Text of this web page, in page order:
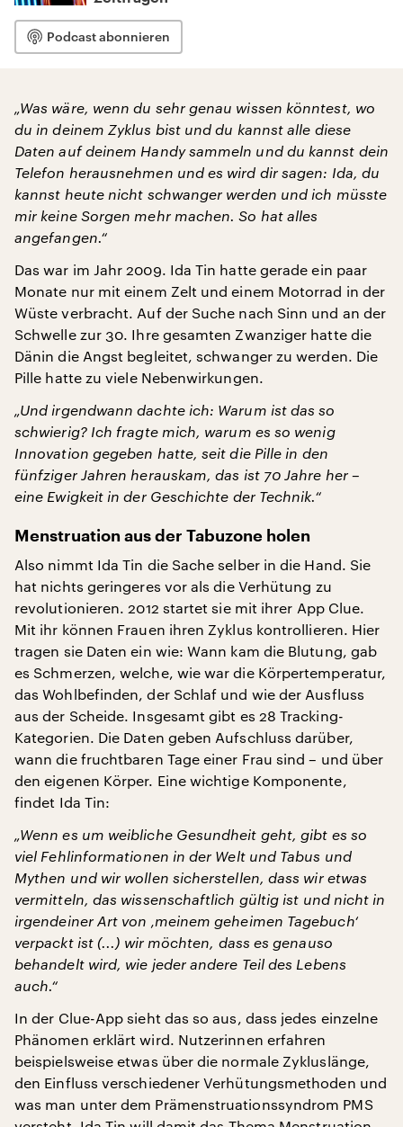
Podcast abonnieren
„Was wäre, wenn du sehr genau wissen könntest, wo
du in deinem Zyklus bist und du kannst alle diese
Daten auf deinem Handy sammeln und du kannst dein
Telefon herausnehmen und es wird dir sagen: Ida, du
kannst heute nicht schwanger werden und ich müsste
mir keine Sorgen mehr machen. So hat alles
angefangen.“
Das war im Jahr 2009. Ida Tin hatte gerade ein paar
Monate nur mit einem Zelt und einem Motorrad in der
Wüste verbracht. Auf der Suche nach Sinn und an der
Schwelle zur 30. Ihre gesamten Zwanziger hatte die
Dänin die Angst begleitet, schwanger zu werden. Die
Pille hatte zu viele Nebenwirkungen.
„Und irgendwann dachte ich: Warum ist das so
schwierig? Ich fragte mich, warum es so wenig
Innovation gegeben hatte, seit die Pille in den
fünfziger Jahren herauskam, das ist 70 Jahre her –
eine Ewigkeit in der Geschichte der Technik.“
Menstruation aus der Tabuzone holen
Also nimmt Ida Tin die Sache selber in die Hand. Sie
hat nichts geringeres vor als die Verhütung zu
revolutionieren. 2012 startet sie mit ihrer App Clue.
Mit ihr können Frauen ihren Zyklus kontrollieren. Hier
tragen sie Daten ein wie: Wann kam die Blutung, gab
es Schmerzen, welche, wie war die Körpertemperatur,
das Wohlbefinden, der Schlaf und wie der Ausfluss
aus der Scheide. Insgesamt gibt es 28 Tracking-
Kategorien. Die Daten geben Aufschluss darüber,
wann die fruchtbaren Tage einer Frau sind – und über
den eigenen Körper. Eine wichtige Komponente,
findet Ida Tin:
„Wenn es um weibliche Gesundheit geht, gibt es so
viel Fehlinformationen in der Welt und Tabus und
Mythen und wir wollen sicherstellen, dass wir etwas
vermitteln, das wissenschaftlich gültig ist und nicht in
irgendeiner Art von ‚meinem geheimen Tagebuch‘
verpackt ist (...) wir möchten, dass es genauso
behandelt wird, wie jeder andere Teil des Lebens
auch.“
In der Clue-App sieht das so aus, dass jedes einzelne
Phänomen erklärt wird. Nutzerinnen erfahren
beispielsweise etwas über die normale Zykluslänge,
den Einfluss verschiedener Verhütungsmethoden und
was man unter dem Prämenstruationssyndrom PMS